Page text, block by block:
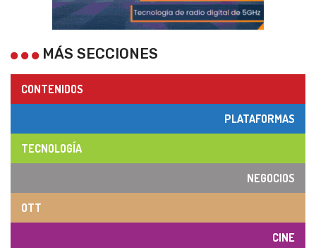
MÁS SECCIONES
CONTENIDOS
PLATAFORMAS
TECNOLOGÍA
NEGOCIOS
OTT
CINE